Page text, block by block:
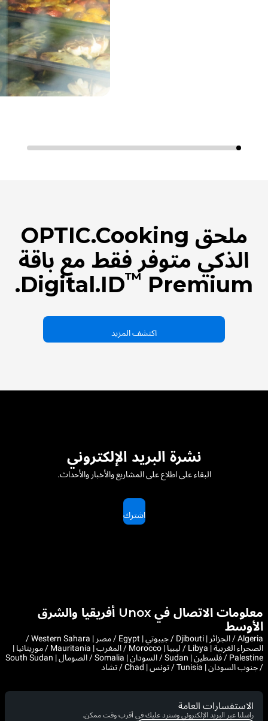
ملحق OPTIC.Cooking
الذكي متوفر فقط مع باقة
Digital.ID™ Premium.
اكتشف المزيد
نشرة البريد الإلكتروني
البقاء على اطلاع على المشاريع والأخبار والأحداث.
اشترك
معلومات الاتصال في Unox أفريقيا والشرق
الأوسط
Algeria / الجزائر | Djibouti / جيبوتي | Egypt / مصر | Western Sahara /
الصحراء الغربية | Libya / ليبيا | Morocco / المغرب | Mauritania / موريتانيا |
Palestine / فلسطين | Sudan / السودان | Somalia / الصومال | South Sudan
/ جنوب السودان | Tunisia / تونس | Chad / تشاد
الاستفسارات العامة
راسلنا عبر البريد الإلكتروني وسنرد عليك في أقرب وقت ممكن.